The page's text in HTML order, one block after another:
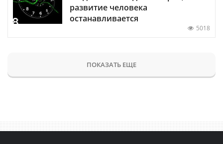
развитие человека
останавливается
5018
ПОКАЗАТЬ ЕЩЕ